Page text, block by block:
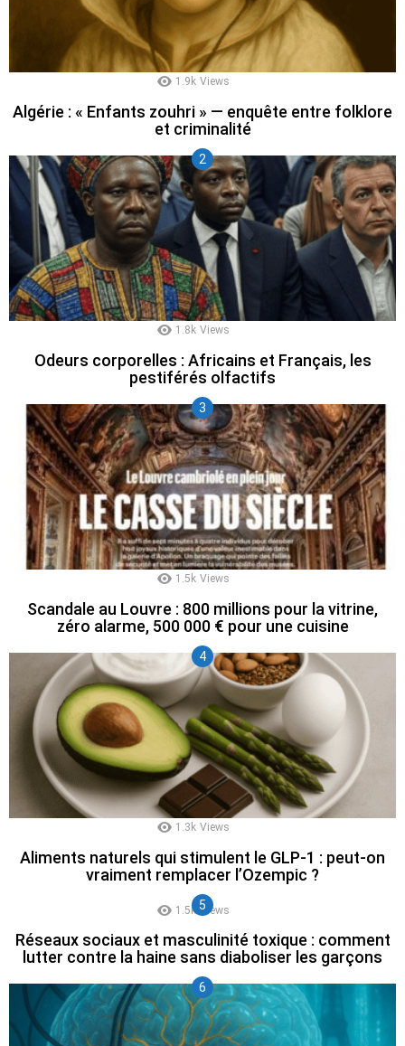
1.9k Views
Algérie : « Enfants zouhri » — enquête entre folklore
et criminalité
1.8k Views
Odeurs corporelles : Africains et Français, les
pestiférés olfactifs
1.5k Views
Scandale au Louvre : 800 millions pour la vitrine,
zéro alarme, 500 000 € pour une cuisine
1.3k Views
Aliments naturels qui stimulent le GLP-1 : peut-on
vraiment remplacer l’Ozempic ?
1.5k Views
Réseaux sociaux et masculinité toxique : comment
lutter contre la haine sans diaboliser les garçons